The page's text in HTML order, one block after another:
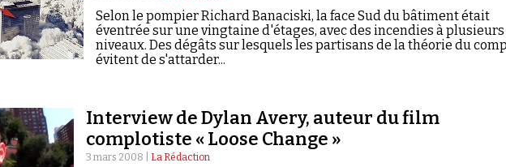
Selon le pompier Richard Banaciski, la face Sud du bâtiment était
éventrée sur une vingtaine d'étages, avec des incendies à plusieurs
niveaux. Des dégâts sur lesquels les partisans de la théorie du
évitent de s'attarder...
Interview de Dylan Avery, auteur du film
complotiste « Loose Change »
3 mars 2008 | La Rédaction